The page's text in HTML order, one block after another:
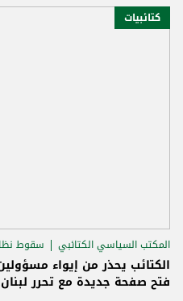
كتائبيات
المكتب السياسي الكتائبي سقوط
الكتائب يحذر من إيواء
فتح صفحة جديدة مع تحرر لبنان